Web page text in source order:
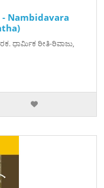
Nambidavara
ಧಾರ್ಮಿಕ ರೀತಿ-ರಿವಾಜು,